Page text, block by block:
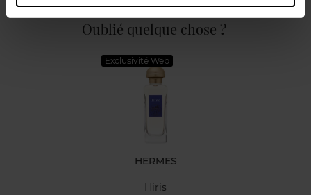
Oublié quelque chose ?
Exclusivité Web
HERMES
Hiris